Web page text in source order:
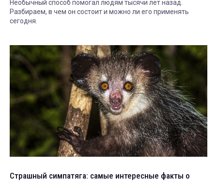
Необычный способ помогал людям тысячи лет назад.
Разбираем, в чем он состоит и можно ли его применять
сегодня.
Страшный симпатяга: самые интересные факты о